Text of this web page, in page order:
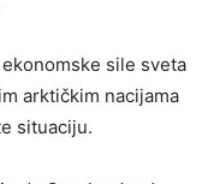
sile sveta
arktičkim nacijama
situaciju.